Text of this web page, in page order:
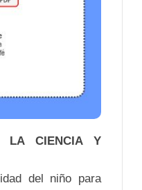
LA CIENCIA Y
del niño para